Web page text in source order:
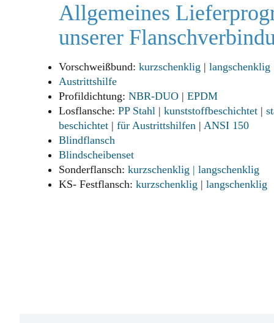
Allgemeines
unserer
Vorschweißbund: kurzschenklig | langschenklig
Austrittshilfe
Profildichtung: NBR-DUO | EPDM
Losflansche: PP Stahl | kunststoffbeschichtet |
beschichtet | für Austrittshilfen | ANSI 150
Blindflansch
Blindscheibenset
Sonderflansch: kurzschenklig | langschenklig
KS- Festflansch: kurzschenklig | langschenklig